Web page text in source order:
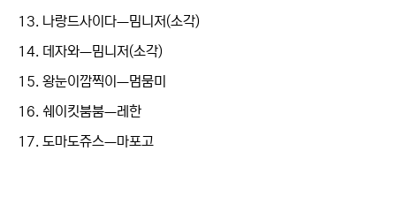
13. 나랑드사이다ㅡ밈니저(소각)
14. 데자와ㅡ밈니저(소각)
15. 왕눈이깜찍이ㅡ멈뭄미
16. 쉐이킷붐붐ㅡ레한
17. 도마도쥬스ㅡ마포고